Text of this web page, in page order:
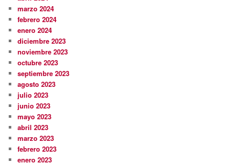
marzo 2024
febrero 2024
enero 2024
diciembre 2023
noviembre 2023
octubre 2023
septiembre 2023
agosto 2023
julio 2023
junio 2023
mayo 2023
abril 2023
marzo 2023
febrero 2023
enero 2023